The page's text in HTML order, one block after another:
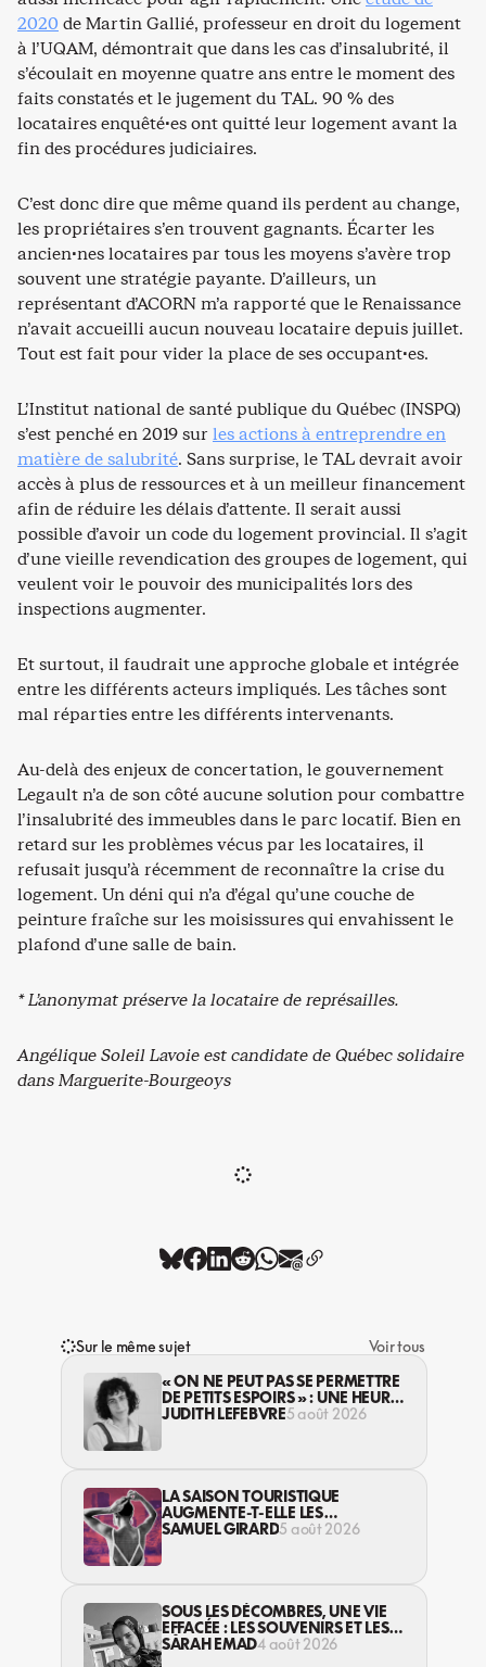
2020 de Martin Gallié, professeur en droit du logement
à l’UQAM, démontrait que dans les cas d’insalubrité, il
s’écoulait en moyenne quatre ans entre le moment des
faits constatés et le jugement du TAL. 90 % des
locataires enquêté·es ont quitté leur logement avant la
fin des procédures judiciaires.
C’est donc dire que même quand ils perdent au change,
les propriétaires s’en trouvent gagnants. Écarter les
ancien·nes locataires par tous les moyens s’avère trop
souvent une stratégie payante. D’ailleurs, un
représentant d’ACORN m’a rapporté que le Renaissance
n’avait accueilli aucun nouveau locataire depuis juillet.
Tout est fait pour vider la place de ses occupant·es.
L’Institut national de santé publique du Québec (INSPQ)
s’est penché en 2019 sur les actions à entreprendre en
matière de salubrité. Sans surprise, le TAL devrait avoir
accès à plus de ressources et à un meilleur financement
afin de réduire les délais d’attente. Il serait aussi
possible d’avoir un code du logement provincial. Il s’agit
d’une vieille revendication des groupes de logement, qui
veulent voir le pouvoir des municipalités lors des
inspections augmenter.
Et surtout, il faudrait une approche globale et intégrée
entre les différents acteurs impliqués. Les tâches sont
mal réparties entre les différents intervenants.
Au-delà des enjeux de concertation, le gouvernement
Legault n’a de son côté aucune solution pour combattre
l’insalubrité des immeubles dans le parc locatif. Bien en
retard sur les problèmes vécus par les locataires, il
refusait jusqu’à récemment de reconnaître la crise du
logement. Un déni qui n’a d’égal qu’une couche de
peinture fraîche sur les moisissures qui envahissent le
plafond d’une salle de bain.
* L’anonymat préserve la locataire de représailles.
Angélique Soleil Lavoie est candidate de Québec solidaire
dans Marguerite-Bourgeoys
Sur le même sujet
Voir tous
« ON NE PEUT PAS SE PERMETTRE
DE PETITS ESPOIRS » : UNE HEURE
AVEC AVI LEWIS
JUDITH LEFEBVRE5 août 2026
LA SAISON TOURISTIQUE
AUGMENTE-T-ELLE LES
VIOLENCES CONTRE LES
SAMUEL GIRARD5 août 2026
SOUS LES DÉCOMBRES, UNE VIE
EFFACÉE : LES SOUVENIRS ET LES
RÊVES PERDUS DES HABITANT·ES
SARAH EMAD4 août 2026